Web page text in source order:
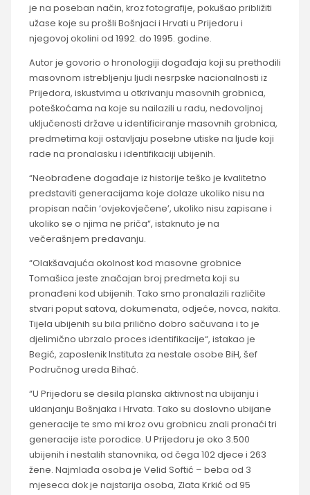
je na poseban način, kroz fotografije, pokušao približiti
užase koje su prošli Bošnjaci i Hrvati u Prijedoru i
njegovoj okolini od 1992. do 1995. godine.
Autor je govorio o hronologiji događaja koji su prethodili
masovnom istrebljenju ljudi nesrpske nacionalnosti iz
Prijedora, iskustvima u otkrivanju masovnih grobnica,
poteškoćama na koje su nailazili u radu, nedovoljnoj
uključenosti države u identificiranje masovnih grobnica,
predmetima koji ostavljaju posebne utiske na ljude koji
rade na pronalasku i identifikaciji ubijenih.
“Neobrađene događaje iz historije teško je kvalitetno
predstaviti generacijama koje dolaze ukoliko nisu na
propisan način ‘ovjekovječene’, ukoliko nisu zapisane i
ukoliko se o njima ne priča“, istaknuto je na
večerašnjem predavanju.
“Olakšavajuća okolnost kod masovne grobnice
Tomašica jeste značajan broj predmeta koji su
pronađeni kod ubijenih. Tako smo pronalazili različite
stvari poput satova, dokumenata, odjeće, novca, nakita.
Tijela ubijenih su bila prilično dobro sačuvana i to je
djelimično ubrzalo proces identifikacije“, istakao je
Begić, zaposlenik Instituta za nestale osobe BiH, šef
Područnog ureda Bihać.
“U Prijedoru se desila planska aktivnost na ubijanju i
uklanjanju Bošnjaka i Hrvata. Tako su doslovno ubijane
generacije te smo mi kroz ovu grobnicu znali pronaći tri
generacije iste porodice. U Prijedoru je oko 3.500
ubijenih i nestalih stanovnika, od čega 102 djece i 263
žene. Najmlađa osoba je Velid Softić – beba od 3
mjeseca dok je najstarija osoba, Zlata Krkić od 95